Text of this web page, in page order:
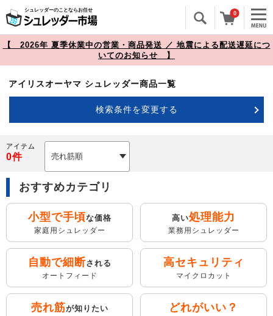
シュレッダーのことならお任せ
0
【 2026年 夏季休業中の営業・商品発送 ／ 地震による配送遅延につ
いてのお知らせ 】
アイリスオーヤマ シュレッダー商品一覧
検索条件を変更する
アイテム
0件
おすすめカテゴリ
小型で手頃な価格
家庭用シュレッダー
高い処理能力
業務用シュレッダー
自動で細断される
オートフィード
高セキュリティ
マイクロカット
売れ筋が知りたい どれがいい？